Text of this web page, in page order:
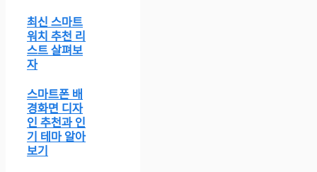
최신 스마트
워치 추천 리
스트 살펴보
자
스마트폰 배
경화면 디자
인 추천과 인
기 테마 알아
보기